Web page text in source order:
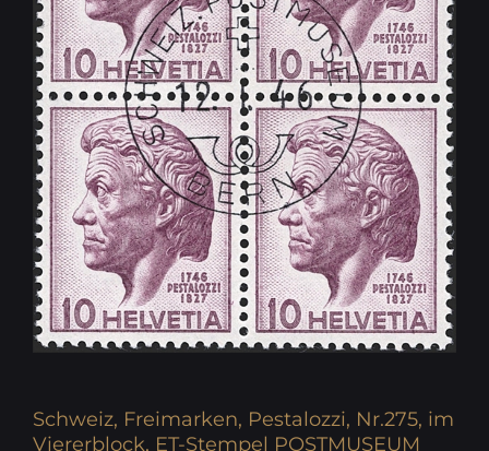
Schweiz, Freimarken, Pestalozzi, Nr.275, im
Viererblock, ET-Stempel POSTMUSEUM